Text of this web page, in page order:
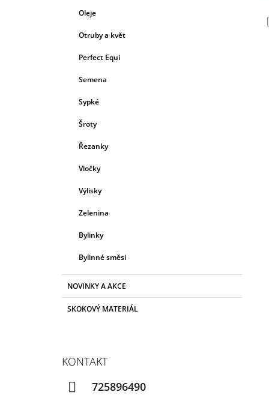
Oleje
Otruby a květ
Perfect Equi
Semena
Sypké
Šroty
Řezanky
Vločky
Výlisky
Zelenina
Bylinky
Bylinné směsi
NOVINKY A AKCE
SKOKOVÝ MATERIÁL
KONTAKT
725896490